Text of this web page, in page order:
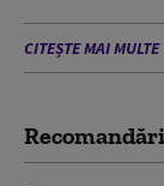
CITEȘTE MAI MULTE